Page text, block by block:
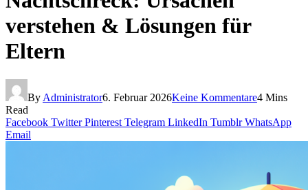
verstehen & Lösungen für
Eltern
By Administrator6. Februar 2026Keine Kommentare4 Mins
Read
Facebook Twitter Pinterest Telegram LinkedIn Tumblr WhatsApp
Email